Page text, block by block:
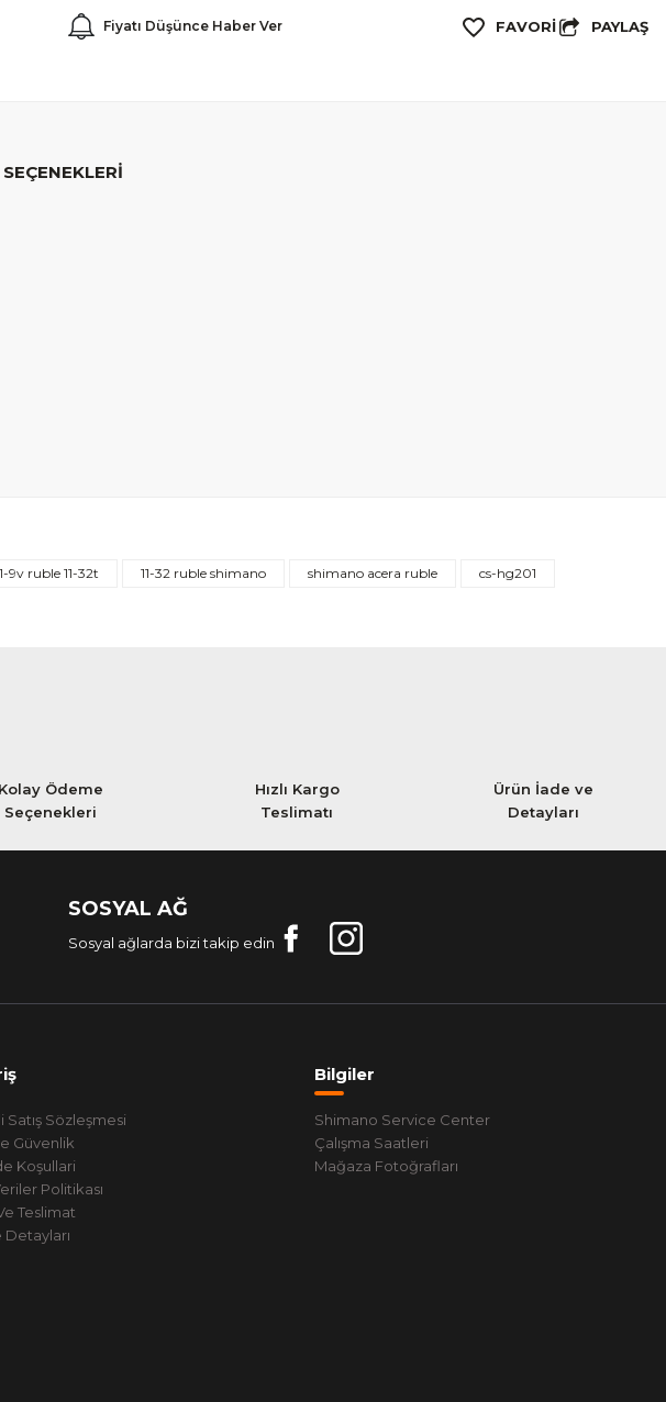
Fiyatı Düşünce Haber Ver PAYLAŞ
9v ruble 11-32t 11-32 ruble shimano shimano acera ruble
cs-hg201
Kolay Ödeme
Seçenekleri
Hızlı Kargo
Teslimatı
Ürün İade ve
Detayları
SOSYAL AĞ
Sosyal ağlarda bizi takip edin
Satış Sözleşmesi
Güvenlik
Koşullari
Politikası
Teslimat
Bilgiler
Shimano Service Center
Çalışma Saatleri
Mağaza Fotoğrafları